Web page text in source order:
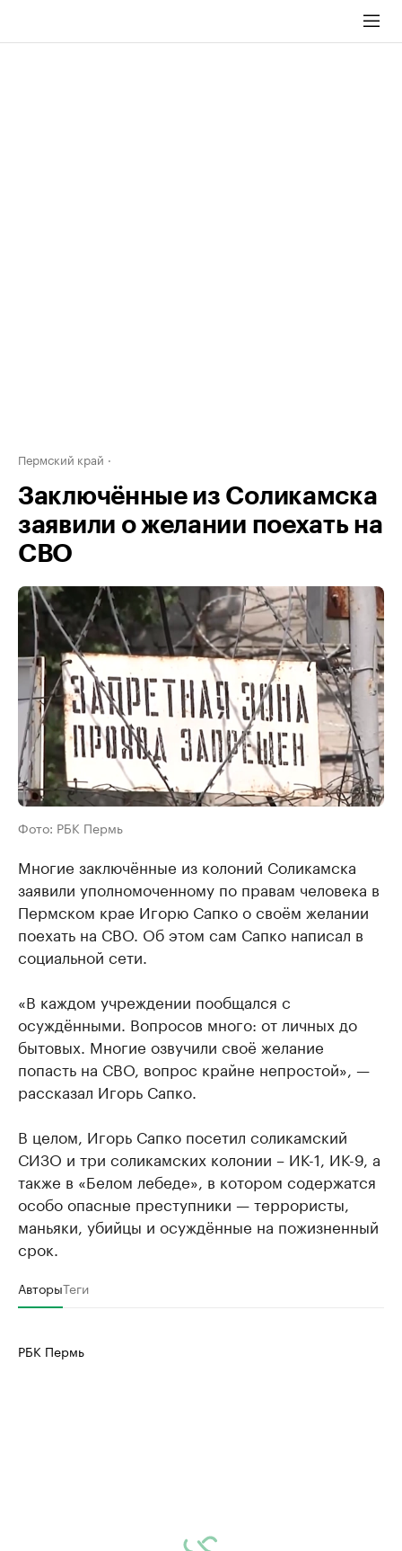
Пермский край
Заключённые из Соликамска
заявили о желании поехать на
СВО
Фото: РБК Пермь
Многие заключённые из колоний Соликамска
заявили уполномоченному по правам человека в
Пермском крае Игорю Сапко о своём желании
поехать на СВО. Об этом сам Сапко написал в
социальной сети.
«В каждом учреждении пообщался с
осуждёнными. Вопросов много: от личных до
бытовых. Многие озвучили своё желание
попасть на СВО, вопрос крайне непростой», —
рассказал Игорь Сапко.
В целом, Игорь Сапко посетил соликамский
СИЗО и три соликамских колонии – ИК-1, ИК-9, а
также в «Белом лебеде», в котором содержатся
особо опасные преступники — террористы,
маньяки, убийцы и осуждённые на пожизненный
срок.
АвторыТеги
РБК Пермь